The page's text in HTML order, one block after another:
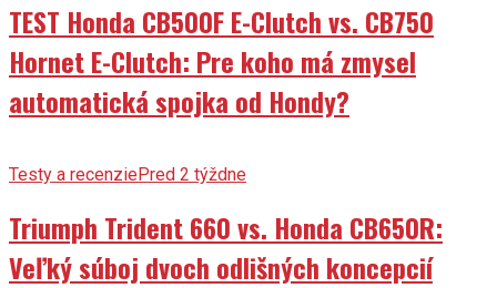
TEST Honda CB500F E-Clutch vs. CB750
Hornet E-Clutch: Pre koho má zmysel
automatická spojka od Hondy?
Testy a recenziePred 2 týždne
Triumph Trident 660 vs. Honda CB650R:
Veľký súboj dvoch odlišných koncepcií